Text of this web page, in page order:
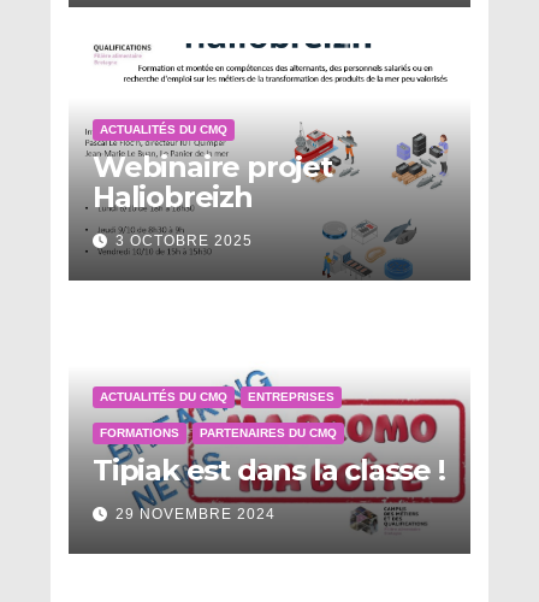
ACTUALITÉS DU CMQ
Webinaire projet
Haliobreizh
3 OCTOBRE 2025
ACTUALITÉS DU CMQ ENTREPRISES
FORMATIONS PARTENAIRES DU CMQ
Tipiak est dans la classe !
29 NOVEMBRE 2024